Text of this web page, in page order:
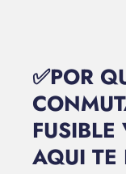
✅POR
AQUI TE